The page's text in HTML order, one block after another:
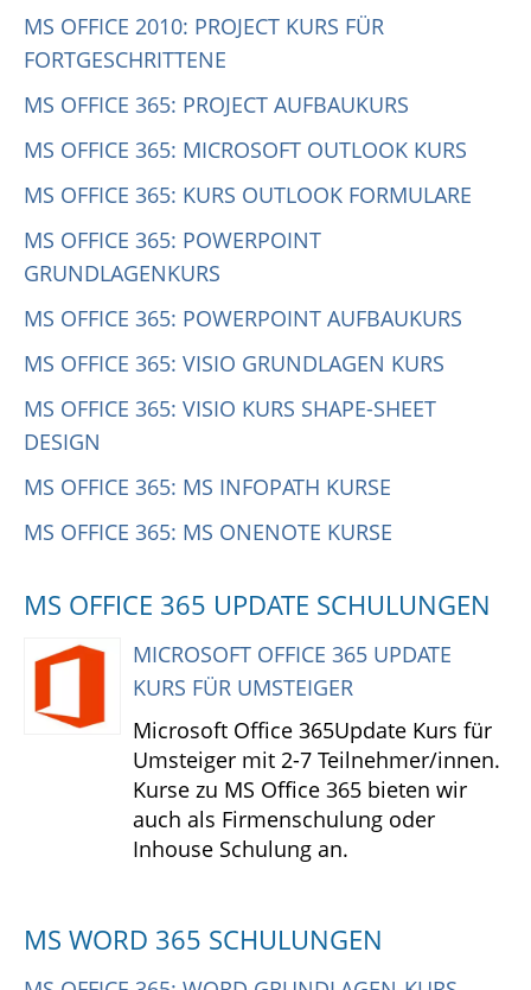
MS OFFICE 2010: PROJECT KURS FÜR
FORTGESCHRITTENE
MS OFFICE 365: PROJECT AUFBAUKURS
MS OFFICE 365: MICROSOFT OUTLOOK KURS
MS OFFICE 365: KURS OUTLOOK FORMULARE
MS OFFICE 365: POWERPOINT
GRUNDLAGENKURS
MS OFFICE 365: POWERPOINT AUFBAUKURS
MS OFFICE 365: VISIO GRUNDLAGEN KURS
MS OFFICE 365: VISIO KURS SHAPE-SHEET
DESIGN
MS OFFICE 365: MS INFOPATH KURSE
MS OFFICE 365: MS ONENOTE KURSE
MS OFFICE 365 UPDATE SCHULUNGEN
MICROSOFT OFFICE 365 UPDATE
KURS FÜR UMSTEIGER
Microsoft Office 365Update Kurs für
Umsteiger mit 2-7 Teilnehmer/innen.
Kurse zu MS Office 365 bieten wir
auch als Firmenschulung oder
Inhouse Schulung an.
MS WORD 365 SCHULUNGEN